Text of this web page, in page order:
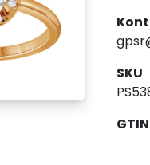
SKU
GTIN